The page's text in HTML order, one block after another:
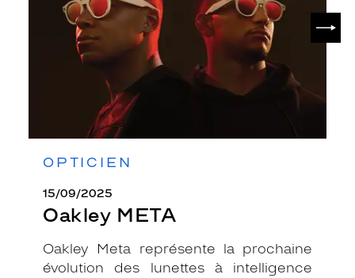
OPTICIEN
15/09/2025
Oakley META
Oakley Meta représente la prochaine
évolution des lunettes à intelligence